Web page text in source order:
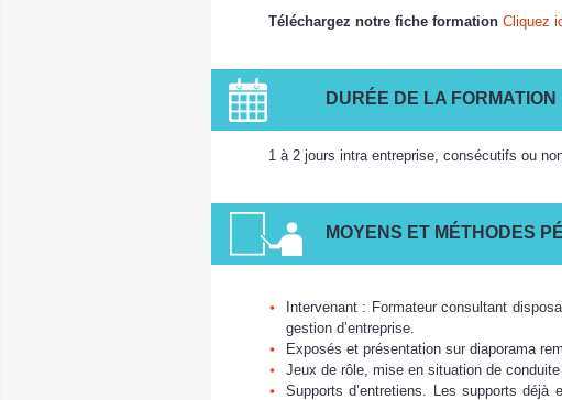
Téléchargez notre fiche formation Cliquez
DURÉE DE LA FORMATION
1 à 2 jours intra entreprise, consécutifs ou
MOYENS ET MÉTHODES
Intervenant : Formateur consultant
gestion d’entreprise.
Exposés et présentation sur diaporama
Jeux de rôle, mise en situation de conduite
Supports d’entretiens. Les supports déjà